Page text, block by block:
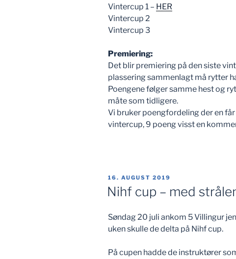
Vintercup 1 – HER
Vintercup 2
Vintercup 3
Premiering:
Det blir premiering på den siste
plassering sammenlagt må rytter
Poengene følger samme hest og
måte som tidligere.
Vi bruker poengfordeling der en
vintercup, 9 poeng visst en
PUBLISERT
16. AUGUST 2019
Nihf cup – med
Søndag 20 juli ankom 5 Villingur
uken skulle de delta på Nihf cup.
På cupen hadde de instruktører